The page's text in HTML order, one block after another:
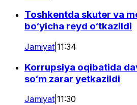
Toshkentda skuter va
bo‘yicha reyd o‘tkazildi
Jamiyat 11:34
Korrupsiya oqibatida
so‘m zarar yetkazildi
Jamiyat 11:30